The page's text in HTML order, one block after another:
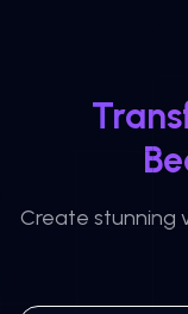
Create stunning